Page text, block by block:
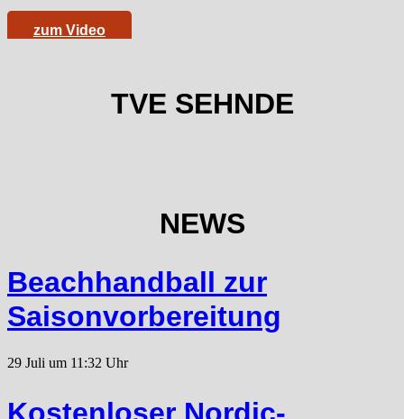
zum Video
TVE SEHNDE
NEWS
Beachhandball zur
Saisonvorbereitung
29 Juli um 11:32 Uhr
Kostenloser Nordic-